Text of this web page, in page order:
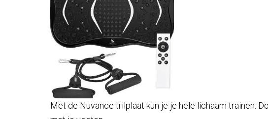
Met de Nuvance trilplaat kun je je hele lichaam trainen.